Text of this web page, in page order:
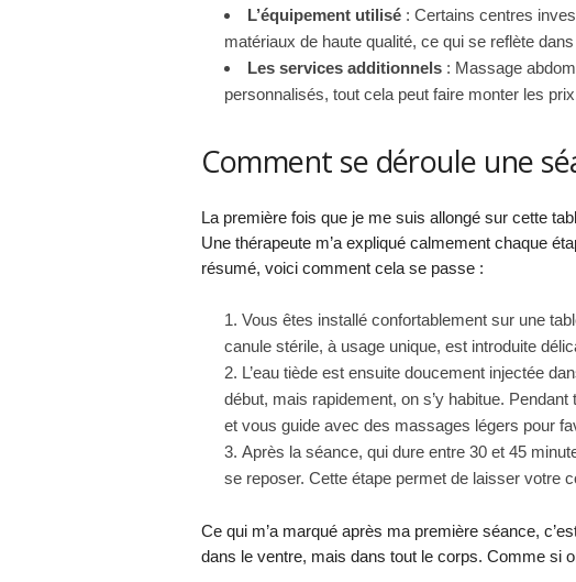
L’équipement utilisé: Certains centres
matériaux de haute qualité, ce qui se reflète
Les services additionnels: Massage
personnalisés, tout cela peut faire monter les
Comment se déroule une
La première fois que je me suis allongé sur cette
Une thérapeute m’a expliqué calmement chaque
résumé, voici comment cela se passe :
Vous êtes installé confortablement sur une
canule stérile, à usage unique, est introduite
L’eau tiède est ensuite doucement injectée
début, mais rapidement, on s’y habitue.
et vous guide avec des massages légers pour
Après la séance, qui dure entre 30 et 45
se reposer. Cette étape permet de laisser votre
Ce qui m’a marqué après ma première séance,
dans le ventre, mais dans tout le corps. Comme si